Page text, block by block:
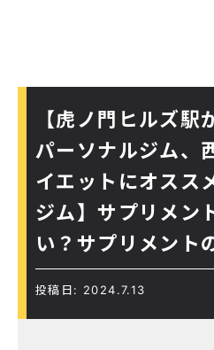
【虎ノ門ヒルズ駅
パーソナルジム、
イエットにオスス
ジム】サプリメン
い？サプリメント
投稿日: 2024.7.13